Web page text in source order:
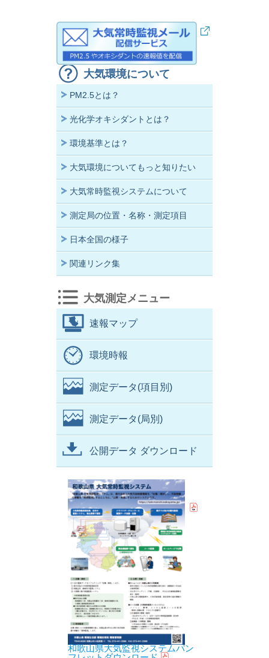
大気環境について
PM2.5とは？
光化学オキシダントとは？
環境基準とは？
大気環境についてもっと知りたい
大気常時監視システムについて
測定局の位置・名称・測定項目
日本全国の様子
関連リンク集
大気測定メニュー
速報マップ
環境時報
測定データ(項目別)
測定データ(局別)
公開データ ダウンロード
和歌山県大気監視システムパン